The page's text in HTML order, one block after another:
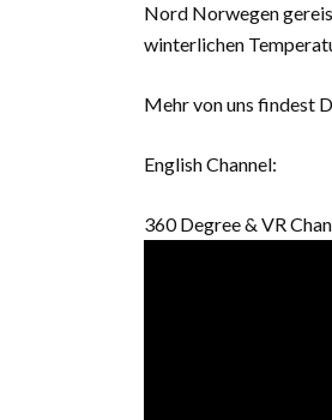
Nord Norwegen
winterlichen
Mehr von uns findest
English Channel:
360 Degree & VR